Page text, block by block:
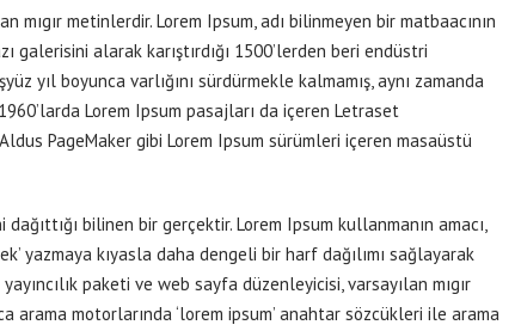
mıgır metinlerdir. Lorem Ipsum, adı bilinmeyen bir matbaacının
alarak karıştırdığı 1500’lerden beri endüstri
yıl boyunca varlığını sürdürmekle kalmamış, aynı zamanda
Lorem Ipsum pasajları da içeren Letraset
PageMaker gibi Lorem Ipsum sürümleri içeren masaüstü
bilinen bir gerçektir. Lorem Ipsum kullanmanın amacı,
yazmaya kıyasla daha dengeli bir harf dağılımı sağlayarak
paketi ve web sayfa düzenleyicisi, varsayılan mıgır
arama motorlarında ‘lorem ipsum’ anahtar sözcükleri ile arama